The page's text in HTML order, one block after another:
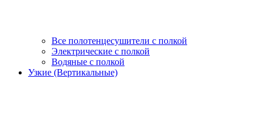
Все полотенцесушители с полкой
Электрические с полкой
Водяные с полкой
Узкие (Вертикальные)